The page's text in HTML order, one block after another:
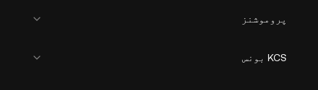
پروموشنز
KCS بونس